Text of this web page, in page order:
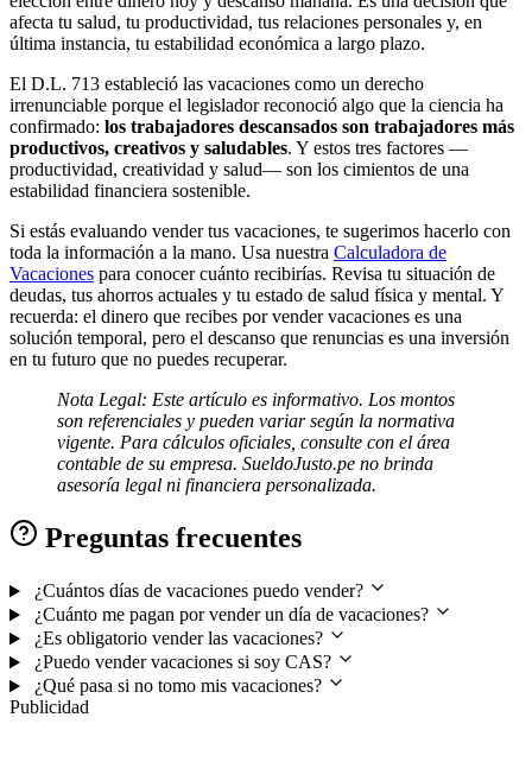
afecta tu salud, tu productividad, tus relaciones personales y, en
última instancia, tu estabilidad económica a largo plazo.
El D.L. 713 estableció las vacaciones como un derecho
irrenunciable porque el legislador reconoció algo que la ciencia ha
confirmado: los trabajadores descansados son trabajadores más
productivos, creativos y saludables. Y estos tres factores —
productividad, creatividad y salud— son los cimientos de una
estabilidad financiera sostenible.
Si estás evaluando vender tus vacaciones, te sugerimos hacerlo con
toda la información a la mano. Usa nuestra Calculadora de
Vacaciones para conocer cuánto recibirías. Revisa tu situación de
deudas, tus ahorros actuales y tu estado de salud física y mental. Y
recuerda: el dinero que recibes por vender vacaciones es una
solución temporal, pero el descanso que renuncias es una inversión
en tu futuro que no puedes recuperar.
Nota Legal: Este artículo es informativo. Los montos
son referenciales y pueden variar según la normativa
vigente. Para cálculos oficiales, consulte con el área
contable de su empresa. SueldoJusto.pe no brinda
asesoría legal ni financiera personalizada.
Preguntas frecuentes
¿Cuántos días de vacaciones puedo vender?
¿Cuánto me pagan por vender un día de vacaciones?
¿Es obligatorio vender las vacaciones?
¿Puedo vender vacaciones si soy CAS?
¿Qué pasa si no tomo mis vacaciones?
Publicidad